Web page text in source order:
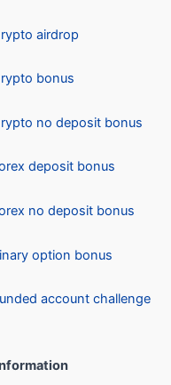
Crypto airdrop
Crypto bonus
Crypto no deposit bonus
Forex deposit bonus
Forex no deposit bonus
Binary option bonus
Funded account challenge
Information: